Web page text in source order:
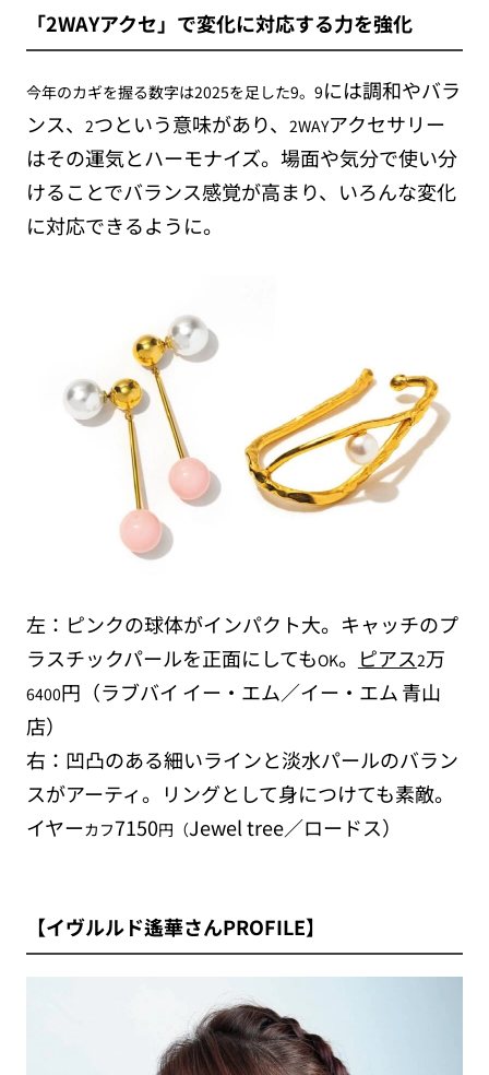
「2WAYアクセ」で変化に対応する力を強化
今年のカギを握る数字は2025を足した9。9には調和やバラ
ンス、 2つという意味があり、 2WAYアクセサリー
はその運気とハーモナイズ。場面や気分で使い分
けることでバランス感覚が高まり、いろんな変化
に対応できるように。
左：ピンクの球体がインパクト大。キャッチのプ
ラスチックパールを正面にしてもOK。 ピアス2万
6400円（ラブバイ イー・エム／イー・エム青山
店）
右：凹凸のある細いラインと淡水パールのバラン
スがアーティ。リングとして身につけても素敵。
イヤーカフ7150円（Jewel tree／ロードス）
【イヴルルド遙華さんPROFILE】